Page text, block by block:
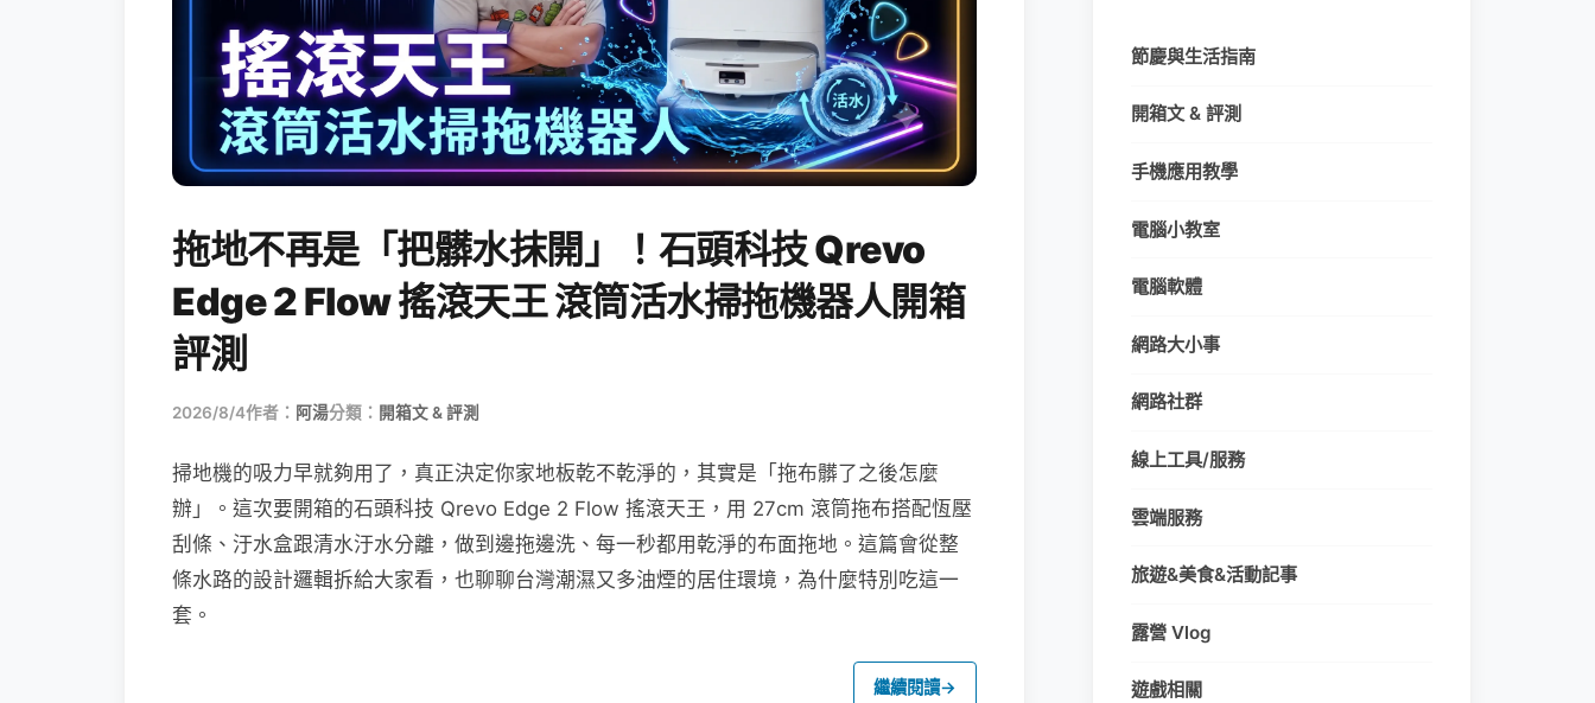
拖地不再是「把髒水抹開」！石頭科技 Qrevo
Edge 2 Flow 搖滾天王 滾筒活水掃拖機器人開箱
評測
2026/8/4作者： 阿湯分類： 開箱文 & 評測
掃地機的吸力早就夠用了，真正決定你家地板乾不乾淨的，其實是「拖布髒了之後怎麼
辦」。這次要開箱的石頭科技 Qrevo Edge 2 Flow 搖滾天王，用 27cm 滾筒拖布搭配恆壓
刮條、汙水盒跟清水汙水分離，做到邊拖邊洗、每一秒都用乾淨的布面拖地。這篇會從整
條水路的設計邏輯拆給大家看，也聊聊台灣潮濕又多油煙的居住環境，為什麼特別吃這一
套。
繼續閱讀→
節慶與生活指南
開箱文 & 評測
手機應用教學
電腦小教室
電腦軟體
網路大小事
網路社群
線上工具/服務
雲端服務
旅遊&美食&活動記事
露營 Vlog
遊戲相關